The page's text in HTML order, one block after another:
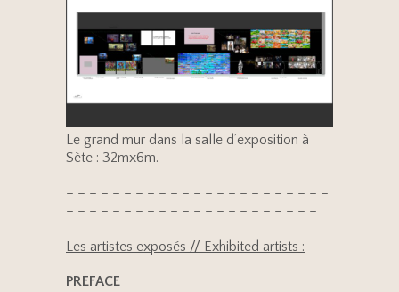
Le grand mur dans la salle d’exposition à
Sète : 32mx6m.
– – – – – – – – – – – – – – – – – – – – – – –
– – – – – – – – – – – – – – – – – – – – – –
Les artistes exposés // Exhibited artists :
PREFACE